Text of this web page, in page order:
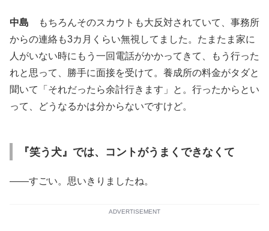
中島 もちろんそのスカウトも大反対されていて、事務所
からの連絡も3カ月くらい無視してました。たまたま家に
人がいない時にもう一回電話がかかってきて、もう行った
れと思って、勝手に面接を受けて。養成所の料金がタダと
聞いて「それだったら余計行きます」と。行ったからとい
って、どうなるかは分からないですけど。
『笑う犬』では、コントがうまくできなくて
——すごい。思いきりましたね。
ADVERTISEMENT